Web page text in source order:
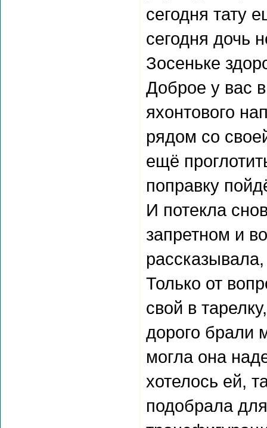
сегодня тату
сегодня дочь
Зосеньке
Доброе у вас
яхонтового
рядом со
ещё
поправку
И потекла
запретном и
Только от
свой в
дорого брали
могла она
хотелось ей,
подобрала